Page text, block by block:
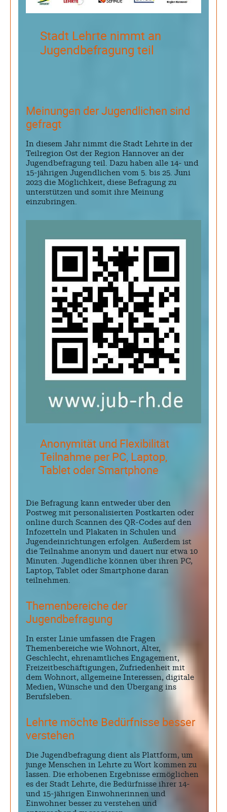
Stadt Lehrte nimmt an
Jugendbefragung teil
Meinungen der Jugendlichen sind
gefragt
In diesem Jahr nimmt die Stadt Lehrte in der
Teilregion Ost der Region Hannover an der
Jugendbefragung teil. Dazu haben alle 14- und
15-jährigen Jugendlichen vom 5. bis 25. Juni
2023 die Möglichkeit, diese Befragung zu
unterstützen und somit ihre Meinung
einzubringen.
Anonymität und Flexibilität
Teilnahme per PC, Laptop,
Tablet oder Smartphone
Die Befragung kann entweder über den
Postweg mit personalisierten Postkarten oder
online durch Scannen des QR-Codes auf den
Infozetteln und Plakaten in Schulen und
Jugendeinrichtungen erfolgen. Außerdem ist
die Teilnahme anonym und dauert nur etwa 10
Minuten. Jugendliche können über ihren PC,
Laptop, Tablet oder Smartphone daran
teilnehmen.
Themenbereiche der
Jugendbefragung
In erster Linie umfassen die Fragen
Themenbereiche wie Wohnort, Alter,
Geschlecht, ehrenamtliches Engagement,
Freizeitbeschäftigungen, Zufriedenheit mit
dem Wohnort, allgemeine Interessen, digitale
Medien, Wünsche und den Übergang ins
Berufsleben.
Lehrte möchte Bedürfnisse besser
verstehen
Die Jugendbefragung dient als Plattform, um
junge Menschen in Lehrte zu Wort kommen zu
lassen. Die erhobenen Ergebnisse ermöglichen
es der Stadt Lehrte, die Bedürfnisse ihrer 14-
und 15-jährigen Einwohnerinnen und
Einwohner besser zu verstehen und